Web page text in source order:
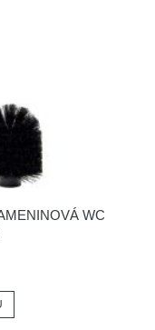
WC